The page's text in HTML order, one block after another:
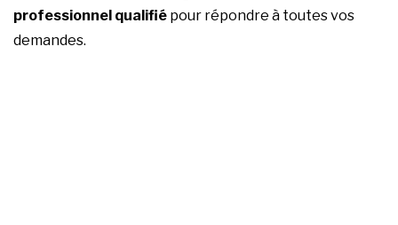
professionnel qualifié pour répondre à toutes vos
demandes.